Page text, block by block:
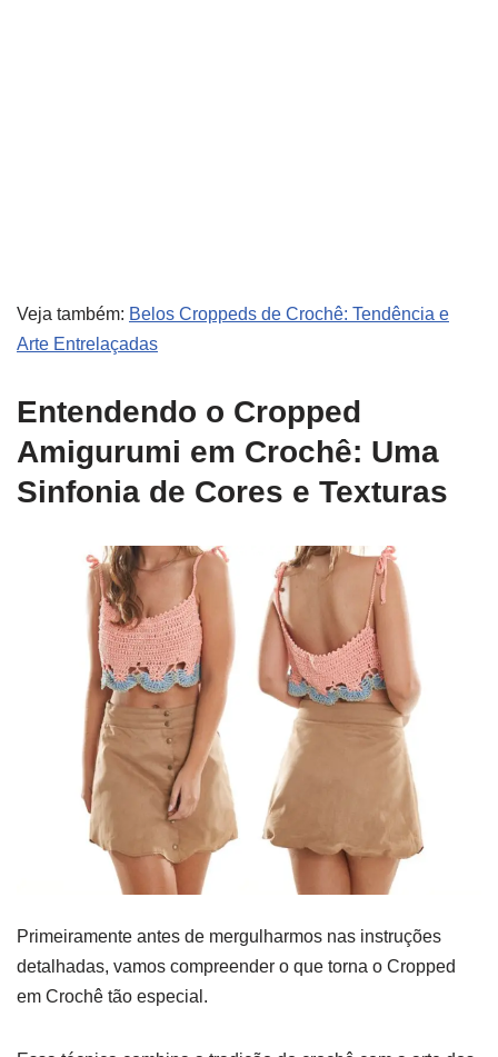
Veja também: Belos Croppeds de Crochê: Tendência e
Arte Entrelaçadas
Entendendo o Cropped
Amigurumi em Crochê: Uma
Sinfonia de Cores e Texturas
Primeiramente antes de mergulharmos nas instruções
detalhadas, vamos compreender o que torna o Cropped
em Crochê tão especial.